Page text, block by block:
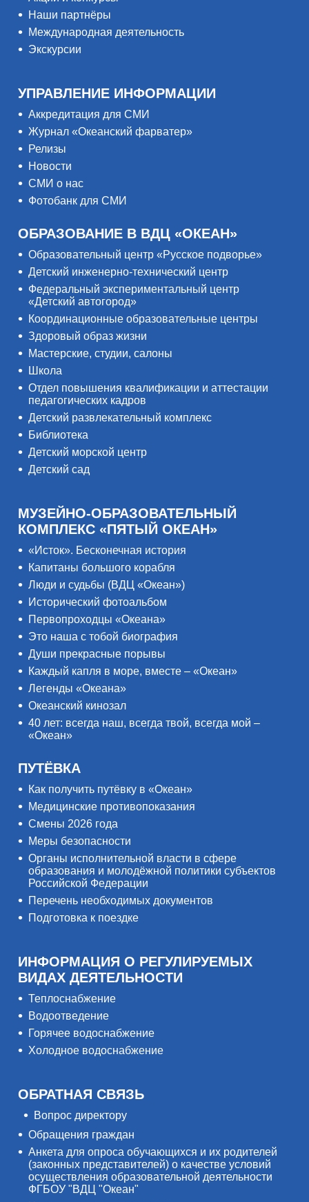
Наши партнёры
Международная деятельность
Экскурсии
УПРАВЛЕНИЕ ИНФОРМАЦИИ
Аккредитация для СМИ
Журнал «Океанский фарватер»
Релизы
Новости
СМИ о нас
Фотобанк для СМИ
ОБРАЗОВАНИЕ В ВДЦ «ОКЕАН»
Образовательный центр «Русское подворье»
Детский инженерно-технический центр
Федеральный экспериментальный центр
«Детский автогород»
Координационные образовательные центры
Здоровый образ жизни
Мастерские, студии, салоны
Школа
Отдел повышения квалификации и аттестации
педагогических кадров
Детский развлекательный комплекс
Библиотека
Детский морской центр
Детский сад
МУЗЕЙНО-ОБРАЗОВАТЕЛЬНЫЙ
КОМПЛЕКС «ПЯТЫЙ ОКЕАН»
«Исток». Бесконечная история
Капитаны большого корабля
Люди и судьбы (ВДЦ «Океан»)
Исторический фотоальбом
Первопроходцы «Океана»
Это наша с тобой биография
Души прекрасные порывы
Каждый капля в море, вместе – «Океан»
Легенды «Океана»
Океанский кинозал
40 лет: всегда наш, всегда твой, всегда мой –
«Океан»
ПУТЁВКА
Как получить путёвку в «Океан»
Медицинские противопоказания
Смены 2026 года
Меры безопасности
Органы исполнительной власти в сфере
образования и молодёжной политики субъектов
Российской Федерации
Перечень необходимых документов
Подготовка к поездке
ИНФОРМАЦИЯ О РЕГУЛИРУЕМЫХ
ВИДАХ ДЕЯТЕЛЬНОСТИ
Теплоснабжение
Водоотведение
Горячее водоснабжение
Холодное водоснабжение
ОБРАТНАЯ СВЯЗЬ
Вопрос директору
Обращения граждан
Анкета для опроса обучающихся и их родителей
(законных представителей) о качестве условий
осуществления образовательной деятельности
ФГБОУ "ВДЦ "Океан"